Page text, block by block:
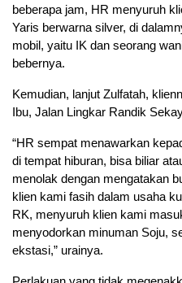
beberapa jam, HR menyuruh
Yaris berwarna silver, di
mobil, yaitu IK dan seorang
bebernya.
Kemudian, lanjut Zulfatah,
Ibu, Jalan Lingkar Randik
“HR sempat menawarkan
di tempat hiburan, bisa biliar
menolak dengan mengatakan
klien kami fasih dalam usaha
RK, menyuruh klien kami
menyodorkan minuman Soju,
ekstasi,” urainya.